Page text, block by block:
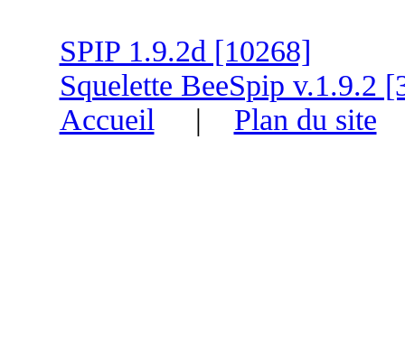
SPIP 1.9.2d [10268]
Squelette BeeSpip v.1.9.2
Accueil | Plan du site